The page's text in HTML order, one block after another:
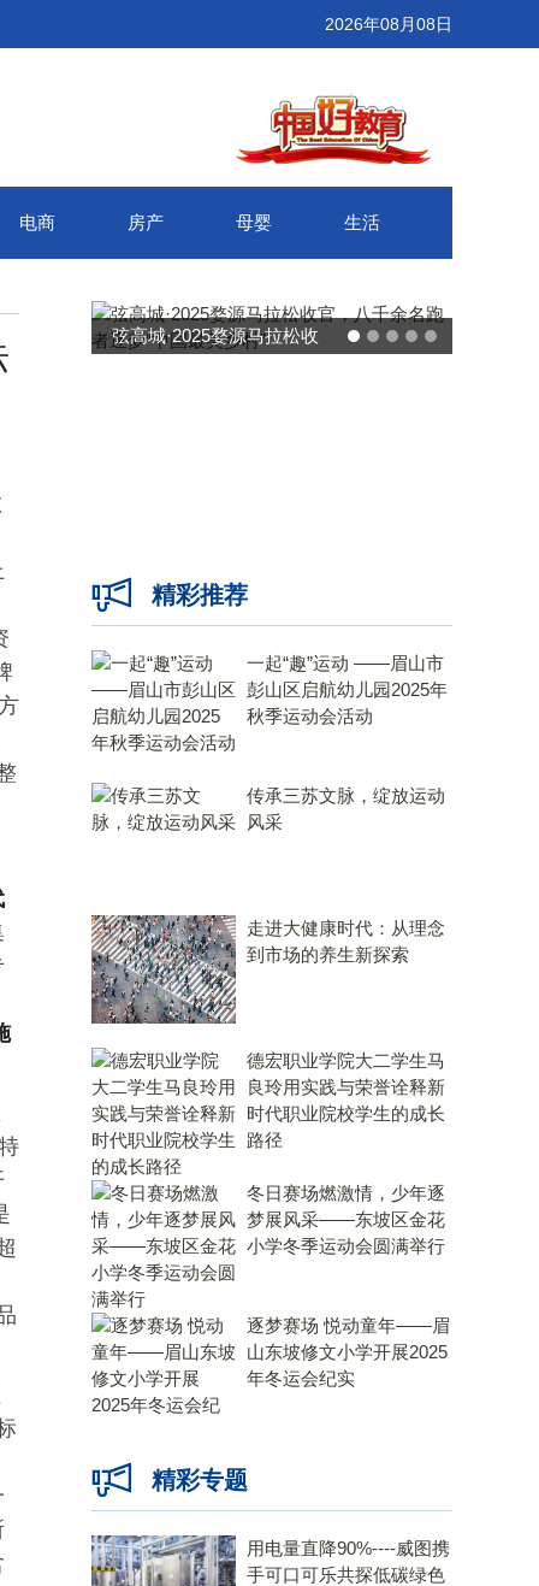
2026年08月08日
电商 房产 母婴 生活
武汉百联奥莱年度感恩季 承
精彩推荐
一起“趣”运动 ——眉山市
彭山区启航幼儿园2025年
秋季运动会活动
传承三苏文脉，绽放运动
风采
走进大健康时代：从理念
到市场的养生新探索
德宏职业学院大二学生马
良玲用实践与荣誉诠释新
时代职业院校学生的成长
路径
冬日赛场燃激情，少年逐
梦展风采——东坡区金花
小学冬季运动会圆满举行
逐梦赛场 悦动童年——眉
山东坡修文小学开展2025
年冬运会纪实
精彩专题
用电量直降90%----威图携
手可口可乐共探低碳绿色